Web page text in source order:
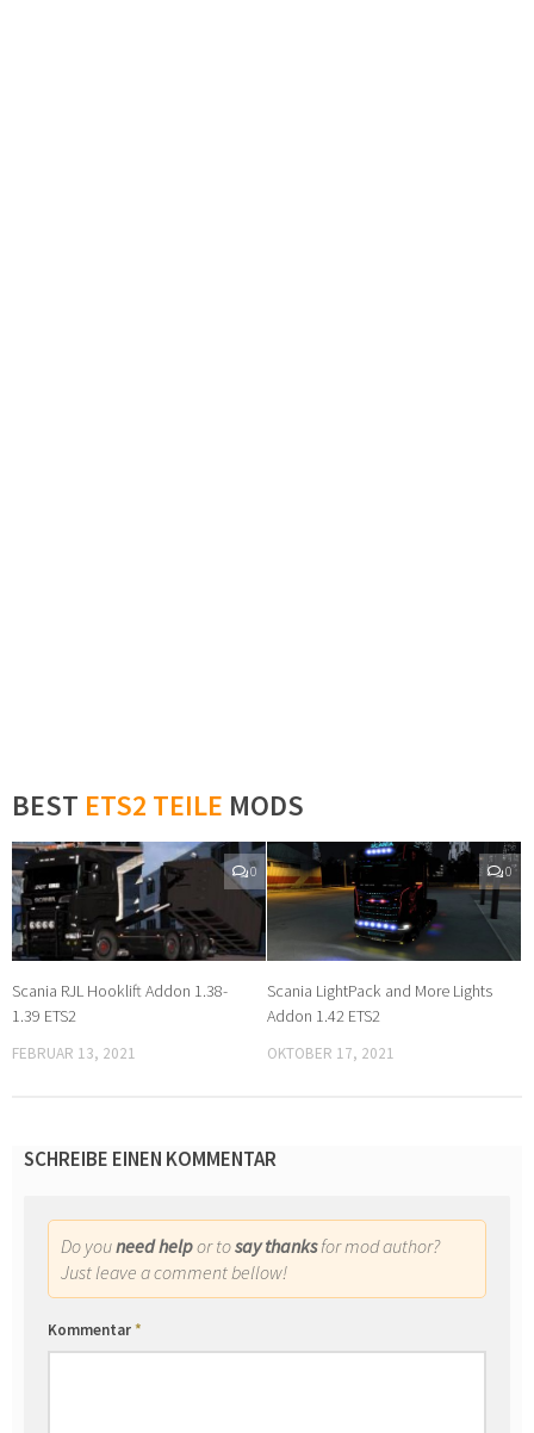
BEST ETS2 TEILE MODS
0
Scania RJL Hooklift Addon 1.38-
1.39 ETS2
FEBRUAR 13, 2021
0
Scania LightPack and More Lights
Addon 1.42 ETS2
OKTOBER 17, 2021
SCHREIBE EINEN KOMMENTAR
Do youneed helpor tosay thanksfor mod author?
Just leave a comment bellow!
Kommentar*